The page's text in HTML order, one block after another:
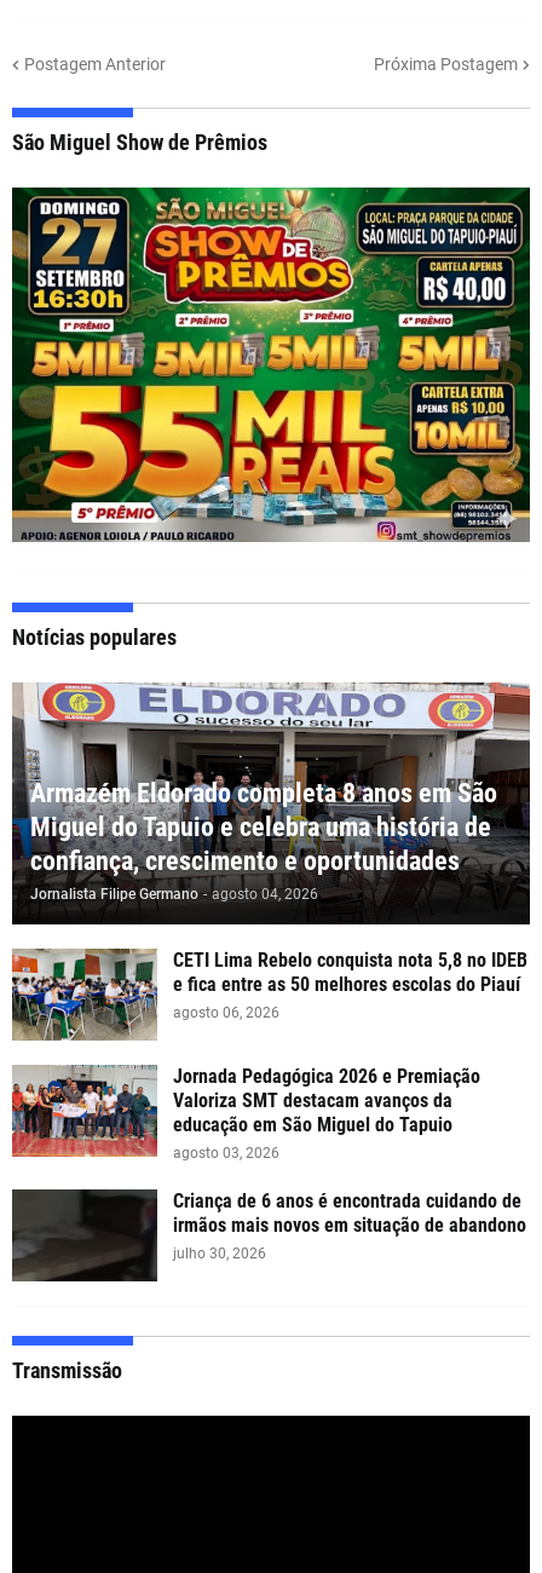
Postagem Anterior Próxima Postagem
São Miguel Show de Prêmios
Notícias populares
Armazém Eldorado completa 8 anos em São
Miguel do Tapuio e celebra uma história de
confiança, crescimento e oportunidades
Jornalista Filipe Germano - agosto 04, 2026
CETI Lima Rebelo conquista nota 5,8 no IDEB
e fica entre as 50 melhores escolas do Piauí
agosto 06, 2026
Jornada Pedagógica 2026 e Premiação
Valoriza SMT destacam avanços da
educação em São Miguel do Tapuio
agosto 03, 2026
Criança de 6 anos é encontrada cuidando de
irmãos mais novos em situação de abandono
julho 30, 2026
Transmissão